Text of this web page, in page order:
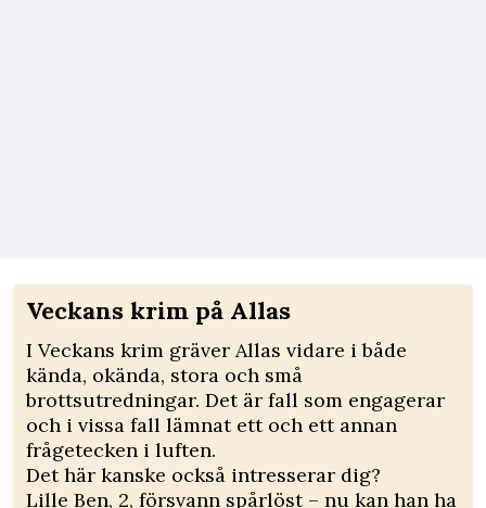
Veckans krim på Allas
I Veckans krim gräver Allas vidare i både
kända, okända, stora och små
brottsutredningar. Det är fall som engagerar
och i vissa fall lämnat ett och ett annan
frågetecken i luften.
Det här kanske också intresserar dig?
Lille Ben, 2, försvann spårlöst – nu kan han ha